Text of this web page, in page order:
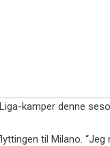
kamper denne
til Milano.